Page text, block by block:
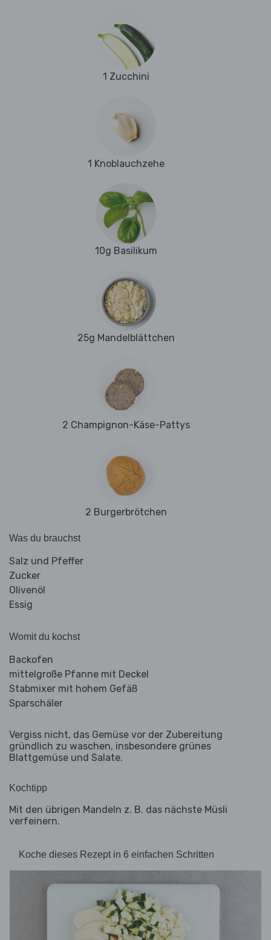
1 Zucchini
1 Knoblauchzehe
10g Basilikum
25g Mandelblättchen
2 Champignon-Käse-Pattys
2 Burgerbrötchen
Was du brauchst
Salz und Pfeffer
Zucker
Olivenöl
Essig
Womit du kochst
Backofen
mittelgroße Pfanne mit Deckel
Stabmixer mit hohem Gefäß
Sparschäler
Vergiss nicht, das Gemüse vor der Zubereitung
gründlich zu waschen, insbesondere grünes
Blattgemüse und Salate.
Kochtipp
Mit den übrigen Mandeln z. B. das nächste Müsli
verfeinern.
Koche dieses Rezept in 6 einfachen Schritten